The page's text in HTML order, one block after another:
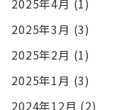
2025年4月 (1)
2025年3月 (3)
2025年2月 (1)
2025年1月 (3)
2024年12月 (2)